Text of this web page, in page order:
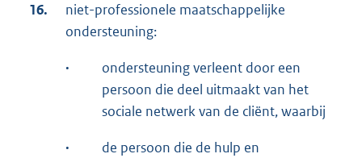
16.
niet-professionele maatschappelijke
ondersteuning:
·
ondersteuning verleent door een
persoon die deel uitmaakt van het
sociale netwerk van de cliënt, waarbij
·
de persoon die de hulp en